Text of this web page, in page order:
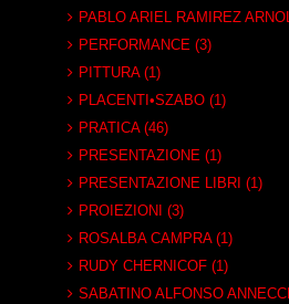
PABLO ARIEL RAMIREZ
PERFORMANCE (3)
PITTURA (1)
PLACENTI•SZABO (1)
PRATICA (46)
PRESENTAZIONE (1)
PRESENTAZIONE LIBRI (1)
PROIEZIONI (3)
ROSALBA CAMPRA (1)
RUDY CHERNICOF (1)
SABATINO ALFONSO